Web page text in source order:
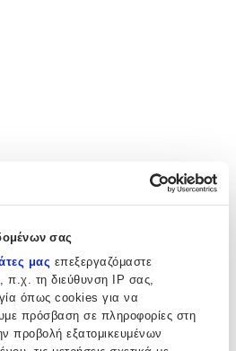
σας
μας επεξεργαζόμαστε
τη διεύθυνση IP σας,
όπως cookies για να
πρόσβαση σε πληροφορίες στη
προβολή εξατομικευμένων